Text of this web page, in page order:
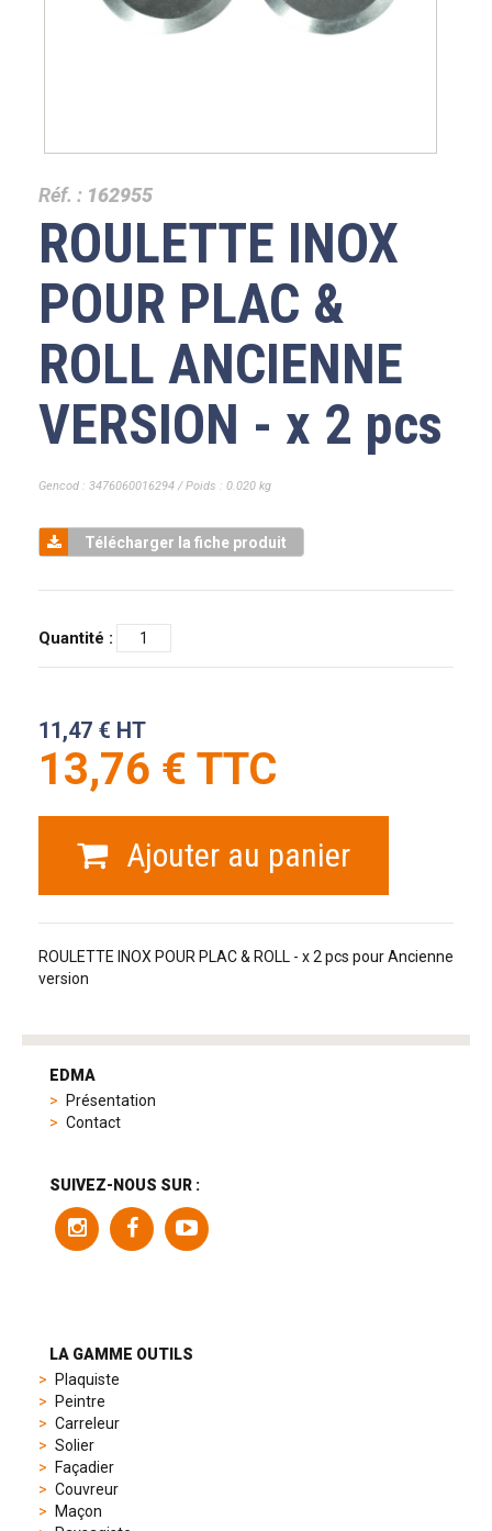
Réf. : 162955
ROULETTE INOX
POUR PLAC &
ROLL ANCIENNE
VERSION - x 2 pcs
Gencod : 3476060016294 / Poids : 0.020 kg
Télécharger la fiche produit
Quantité :
11,47 € HT
13,76 € TTC
Ajouter au panier
ROULETTE INOX POUR PLAC & ROLL - x 2 pcs pour Ancienne
version
tag
product
sporty
chronographs
elegant
watches.
EDMA
Présentation
Contact
SUIVEZ-NOUS SUR :
LA GAMME OUTILS
Plaquiste
Peintre
Carreleur
Solier
Façadier
Couvreur
Maçon